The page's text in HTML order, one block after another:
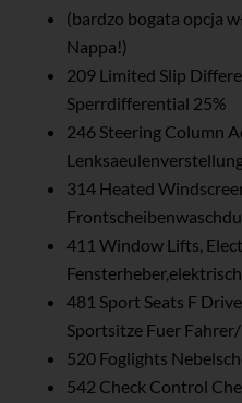
(bardzo bogata opcja
Nappa!)
209 Limited Slip
Sperrdifferential 25%
246 Steering Column
314 Heated
411 Window Lifts,
481 Sport Seats F
Sportsitze Fuer
520 Foglights
542 Check Control